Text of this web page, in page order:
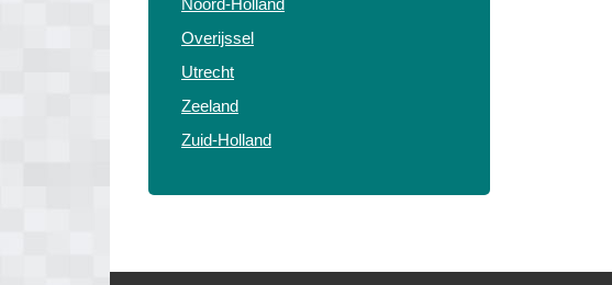
Noord-Holland
Overijssel
Utrecht
Zeeland
Zuid-Holland